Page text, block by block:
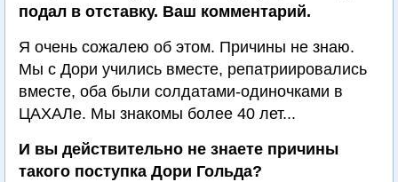
подал в отставку. Ваш комментарий.
Я очень сожалею об этом. Причины не знаю.
Мы с Дори учились вместе, репатриировались
вместе, оба были солдатами-одиночками в
ЦАХАЛе. Мы знакомы более 40 лет...
И вы действительно не знаете причины
такого поступка Дори Гольда?